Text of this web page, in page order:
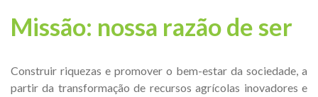
Missão: nossa razão de ser
Construir riquezas e promover o bem-estar da sociedade, a
partir da transformação de recursos agrícolas inovadores e